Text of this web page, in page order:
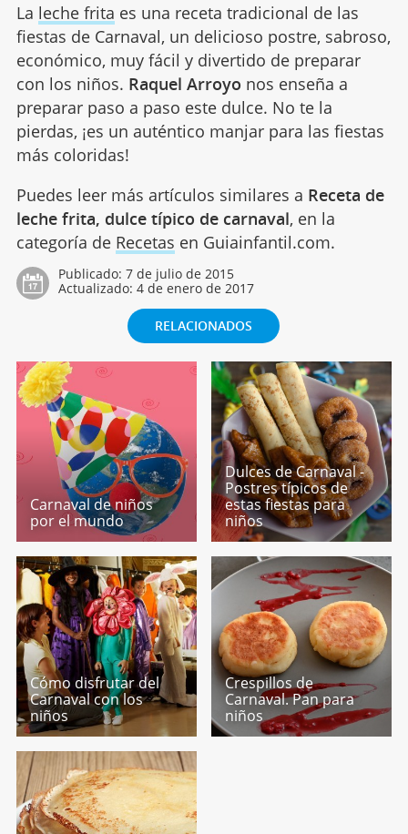
La leche frita es una receta tradicional de las
fiestas de Carnaval, un delicioso postre, sabroso,
económico, muy fácil y divertido de preparar
con los niños. Raquel Arroyo nos enseña a
preparar paso a paso este dulce. No te la
pierdas, ¡es un auténtico manjar para las fiestas
más coloridas!
Puedes leer más artículos similares a Receta de
leche frita, dulce típico de carnaval, en la
categoría de Recetas en Guiainfantil.com.
Publicado: 7 de julio de 2015
Actualizado: 4 de enero de 2017
RELACIONADOS
Carnaval de niños
por el mundo
Dulces de Carnaval -
Postres típicos de
estas fiestas para
niños
Cómo disfrutar del
Carnaval con los
niños
Crespillos de
Carnaval. Pan para
niños